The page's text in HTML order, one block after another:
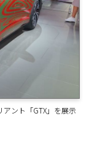
アント「GTX」を展示